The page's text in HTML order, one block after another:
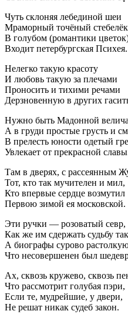
Чуть склоняя лебединой шеи
Мраморный точёный стебелёк
В голубом (романтики
Входит петербургская Психея.
Нелегко такую красоту
И любовь такую за плечами
Проносить и тихими речами
Дерзновенную в других
Нужно быть Мадонной
А в груди простые грусть и
В прелесть юности одетый
Увлекает от прекрасной
Там в дверях, с рассеянным
Тот, кто так мучителен и мил,
Кто впервые сердце возмутил
Первою зимой ея московской.
Эти ручки — розоватый севр,
Как же им сдержать судьбу
А биографы сурово
Что несовершенен был
Ах, сквозь кружево, сквозь
Что рассмотрит голубая пэри,
Если те, мудрейшие, у двери,
Не решат никак судеб закон.